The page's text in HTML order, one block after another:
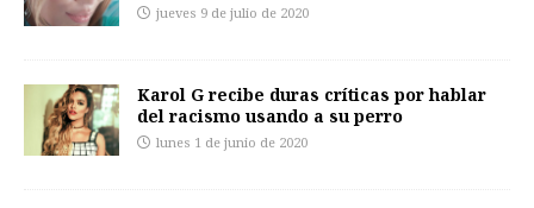
jueves 9 de julio de 2020
Karol G recibe duras críticas por hablar
del racismo usando a su perro
lunes 1 de junio de 2020